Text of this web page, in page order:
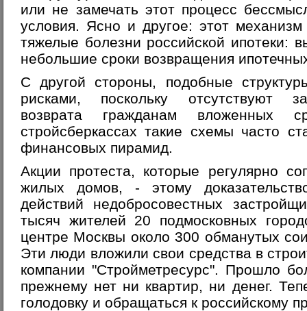
или не замечать этот процесс
условия. Ясно и другое: этот
тяжелые болезни российской ипотеки:
небольшие сроки возвращения
С другой стороны, подобные
рисками, поскольку отсутствуют
возврата гражданам вложенных
стройсберкассах такие схемы часто
финансовых пирамид.
Акции протеста, которые регулярно
жилых домов, - этому
действий недобросовестных
тысяч жителей 20 подмосковных
центре Москвы около 300 обманутых
Эти люди вложили свои средства в
компании "Стройметресурс". Прошло
прежнему нет ни квартир, ни денег.
голодовку и обращаться к российскому